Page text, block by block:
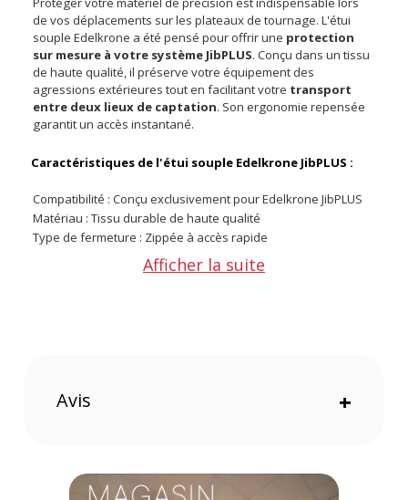
de vos déplacements sur les plateaux de tournage. L'étui
souple Edelkrone a été pensé pour offrir une protection
sur mesure à votre système JibPLUS. Conçu dans un tissu
de haute qualité, il préserve votre équipement des
agressions extérieures tout en facilitant votre transport
entre deux lieux de captation. Son ergonomie repensée
garantit un accès instantané.
Caractéristiques de l'étui souple Edelkrone JibPLUS :
Compatibilité : Conçu exclusivement pour Edelkrone JibPLUS
Matériau : Tissu durable de haute qualité
Type de fermeture : Zippée à accès rapide
Transport : Sangle de poignet intégrée
Protection : Contre la poussière, les rayures et les chocs
(1) Offre valable jusqu'au 31 Décembre 2030 à partir de 49 euros
Afficher la suite
Avis +